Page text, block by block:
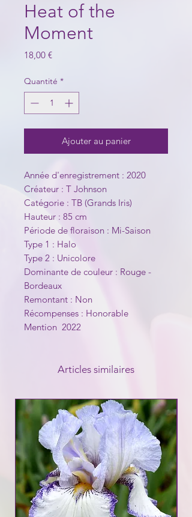
Heat of the
Moment
18,00 €Prix
Quantité *
Ajouter au panier
Année d'enregistrement : 2020
Créateur : T Johnson
Catégorie : TB (Grands Iris)
Hauteur : 85 cm
Période de floraison : Mi-Saison
Type 1 : Halo
Type 2 : Unicolore
Dominante de couleur : Rouge -
Bordeaux
Remontant : Non
Récompenses : Honorable
Mention 2022
Articles similaires